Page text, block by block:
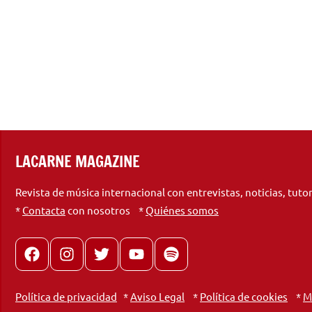
LACARNE MAGAZINE
Revista de música internacional con entrevistas, noticias,
*Contacta con nosotros *Quiénes somos
FacebookInstagram
X youtubespotify
Política de privacidad *Aviso Legal * Política de cookies *